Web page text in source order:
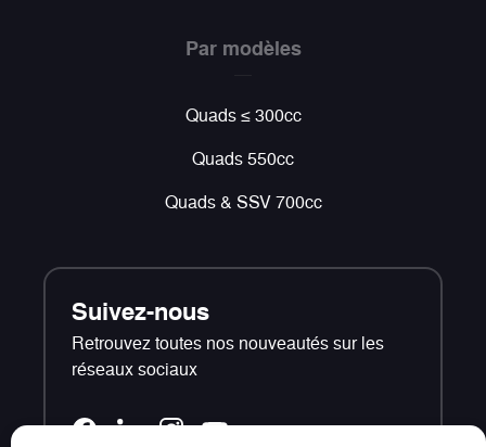
Par modèles
Quads ≤ 300cc
Quads 550cc
Quads & SSV 700cc
Suivez-nous
Retrouvez toutes nos nouveautés sur les
réseaux sociaux